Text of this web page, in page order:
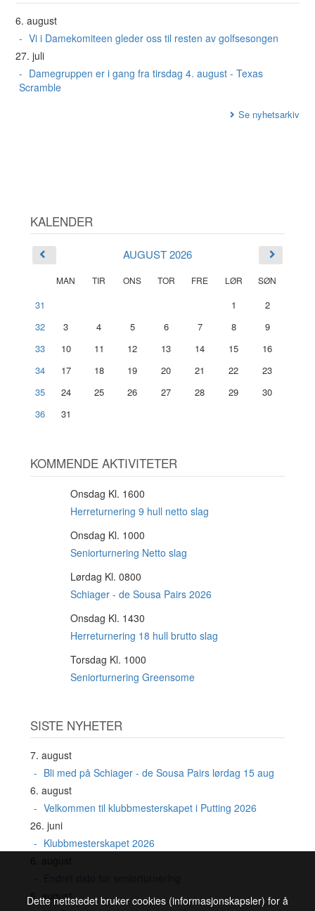
6. august
Vi i Damekomiteen gleder oss til resten av golfsesongen
27. juli
Damegruppen er i gang fra tirsdag 4. august - Texas
Scramble
Se nyhetsarkiv
KALENDER
AUGUST 2026
MAN TIR ONS TOR FRE LØR SØN
31 1
2
32
3 4 5 6 7 8
9
33
10 11 12 13 14 15
16
34
17 18 19 20 21 22
23
35
24 25 26 27 28 29
30
36
31
KOMMENDE AKTIVITETER
Onsdag Kl. 1600
Herreturnering 9 hull netto slag
Onsdag Kl. 1000
Seniorturnering Netto slag
Lørdag Kl. 0800
Schiager - de Sousa Pairs 2026
Onsdag Kl. 1430
Herreturnering 18 hull brutto slag
Torsdag Kl. 1000
Seniorturnering Greensome
SISTE NYHETER
7. august
Bli med på Schiager - de Sousa Pairs lørdag 15 aug
6. august
Velkommen til klubbmesterskapet i Putting 2026
26. juni
Klubbmesterskapet 2026
6. august
Dette nettstedet bruker cookies (informasjonskapsler) for å